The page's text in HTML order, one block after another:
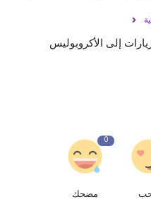
إلى الأكروبوليس
0
مضحك